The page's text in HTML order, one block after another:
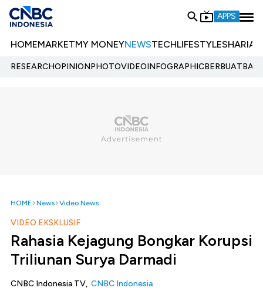
APPS
HOMEMARKETMY MONEYNEWSTECHLIFESTYLESHARIA
RESEARCHOPINIONPHOTOVIDEOINFOGRAPHIC
HOME News Video News
VIDEO EKSKLUSIF
Rahasia Kejagung Bongkar Korupsi
Triliunan Surya Darmadi
CNBC Indonesia TV, CNBC Indonesia